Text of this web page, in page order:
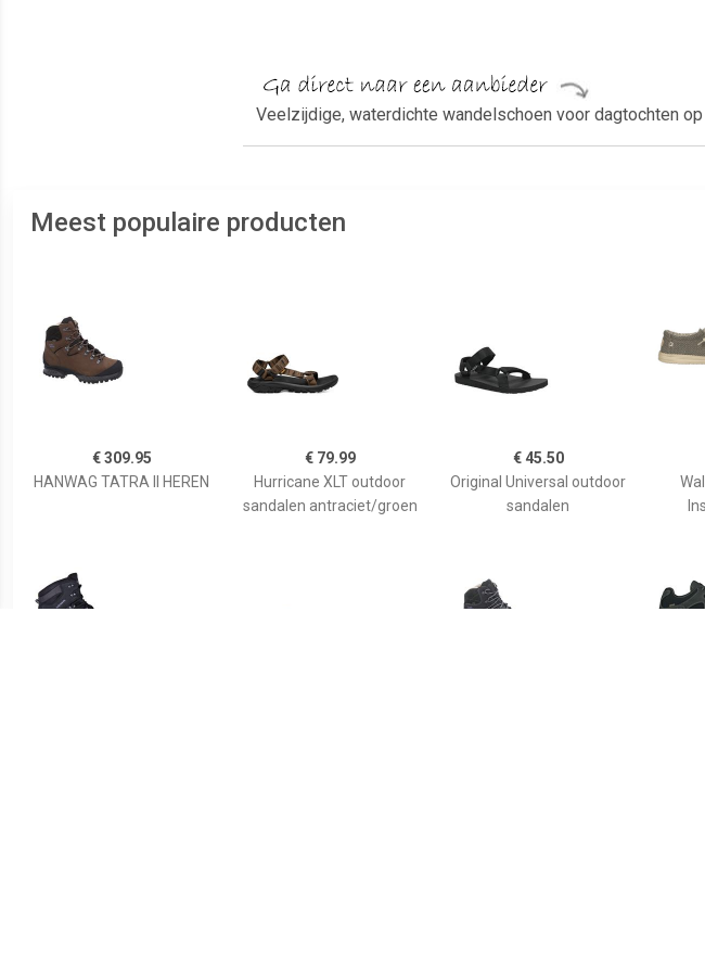
Veelzijdige, waterdichte wandelschoen voor dagtochten
Meest populaire producten
€ 309.95
HANWAG TATRA II HEREN
€ 79.99
Hurricane XLT outdoor
sandalen antraciet/groen
€ 45.50
Original Universal outdoor
sandalen